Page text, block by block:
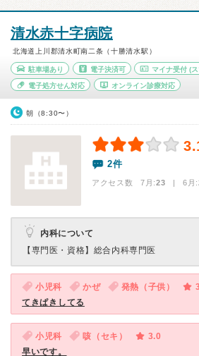
清水赤十字病院
北海道上川郡清水町南二条（十勝清水駅）
駐車場あり 電子決済可 マイナ受付 (
電子処方せん対応 オンライン診療対応
朝（8:30〜）
2件
アクセス数 7月:23 | 6月:
内科について
【専門医・資格】 総合内科専門医
小児科 かぜ 発熱（子供）
てきぱきしてる
小児科 咳（セキ）
3.0
早いです。